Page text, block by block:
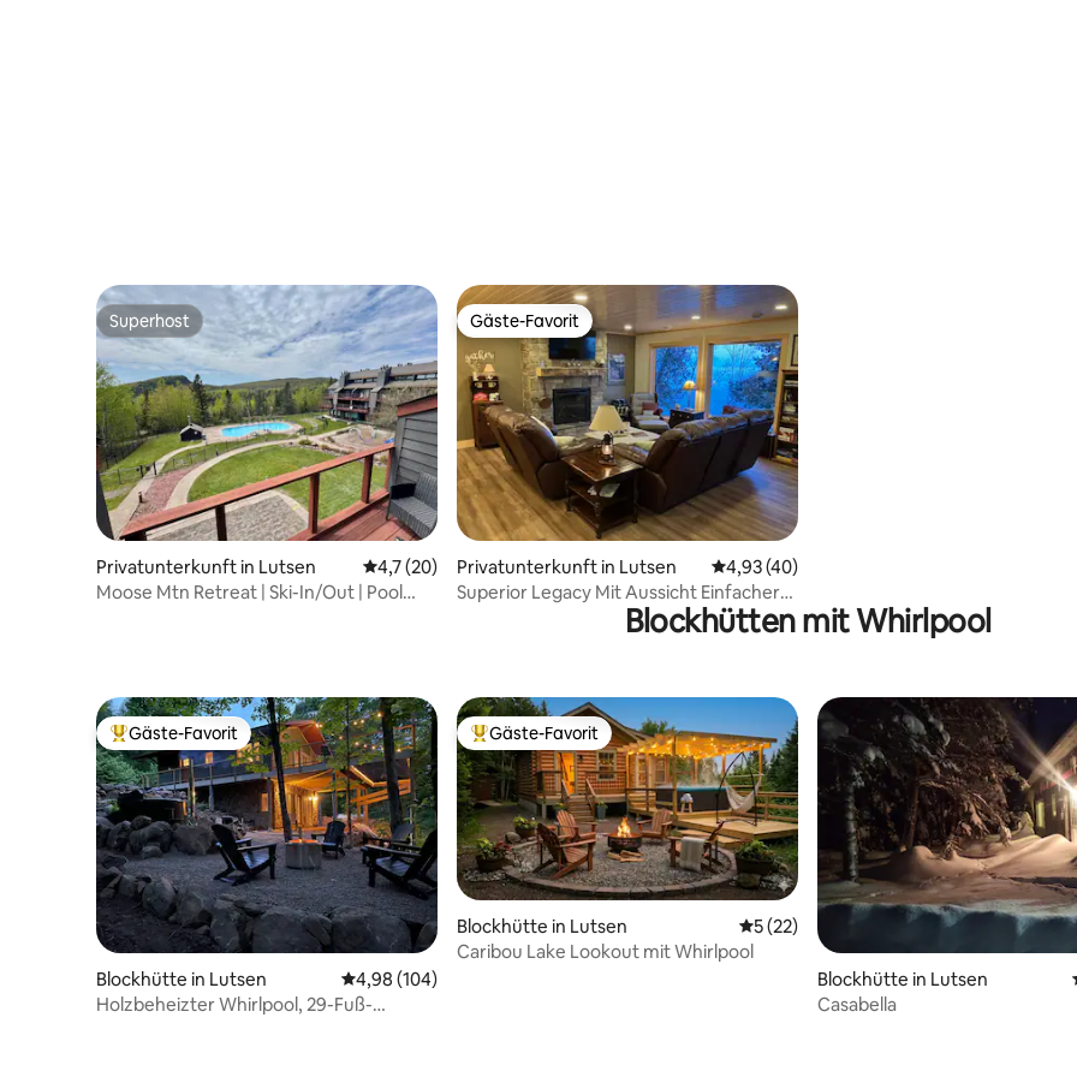
Superhost
Superhost
Privatunterkunft in Lutsen Durchschnittliche Bewertung: 4,7 von 5, 20 Bewertungen
4,7 (20)
Moose Mtn Retreat | Ski-In/Out | Pool
Gäste-Favorit
Gäste-Favorit
Privatunterkunft in Lutsen Durchschnittliche Bewertung: 4,93 von 5,
4,93 (40)
Superior Legacy Mit Aussicht Einfacher
Blockhütten mit Whirlpool
Beliebter Gäste-Favorit.
Gäste-Favorit
Blockhütte in Lutsen Durchschnittliche Bewertung: 4,98 von 5, 104 Bewertungen
4,98 (104)
Holzbeheizter Whirlpool, 29-Fuß-
Beliebter Gäste-Favorit.
Gäste-Favorit
Blockhütte in Lutsen Durchschnittliche Bewertung: 5 von 5,
5 (22)
Caribou Lake Lookout mit Whirlpool
Blockhütte in Lutsen
Casabella